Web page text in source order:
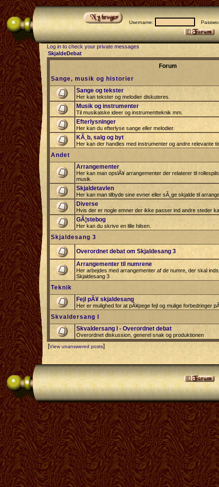
Username:
Log in to check your private messages
SkjaldeDebat
Forum
Sange, musik og historier
Sange og tekster
Her kan tekster og melodier diskuteres.
Musik og instrumenter
Til musikalske ideer og instrumentteknik mm.
Efterlysninger
Her kan du efterlyse sange eller melodier.
KÃ¸b, salg og byt
Her kan der handles med instrumenter og andre relevante
Andet
Arrangementer
Her kan man opslÃ¥ arrangementer der relaterer til
musik.
Skjaldetavlen
Her kan man tilbyde sine evner eller sÃ¸ge skjalde til
Diverse
Hvis der er nogle emner der ikke passer ind andre steder
GÃ¦stebog
Her kan du skrive en lille hilsen.
Skjaldesang 3
Overordnet debat om Skjaldesang 3
Arrangementer til numrene
Her arbejdes med arrangementer af de numre, der skal
Skjaldesang 3
Teknik
Fejl pÃ¥ skjaldesang
Her er mulighed for at pÃ¥pege fejl og mulige forbedringer
Skvaldersang I
Skvaldersang I - Overordnet debat
Overordnet diskussion, generel snak og produktionen
[View unanswered posts]